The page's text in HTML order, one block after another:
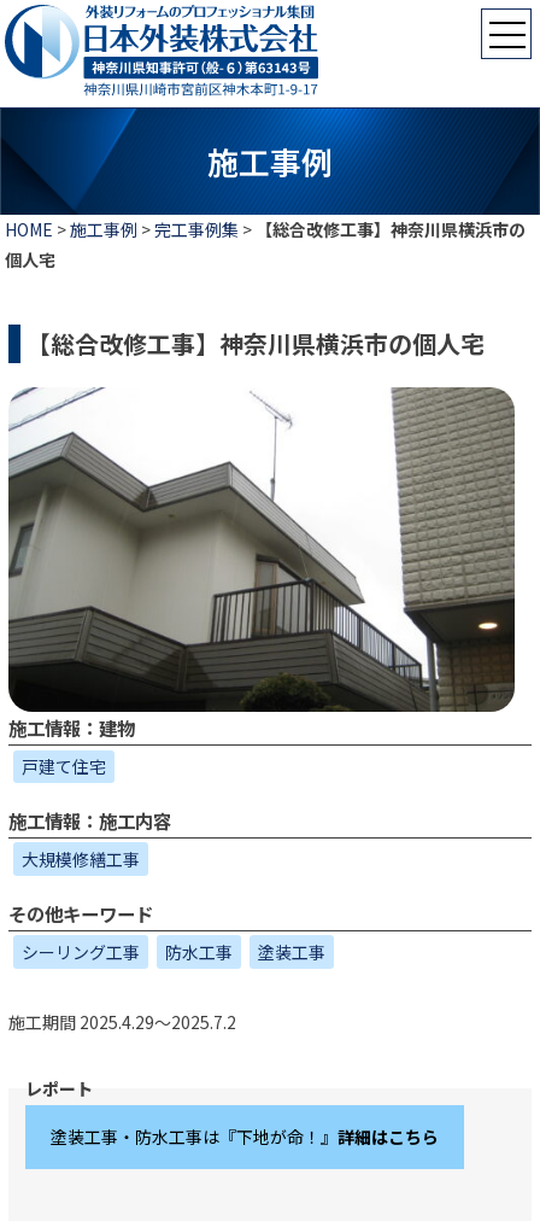
施工事例
HOME >施工事例 >完工事例集 > 【総合改修工事】神奈川県横浜市の
個人宅
【総合改修工事】神奈川県横浜市の個人宅
施工情報：建物
戸建て住宅
施工情報：施工内容
大規模修繕工事
その他キーワード
シーリング工事 防水工事 塗装工事
施工期間 2025.4.29～2025.7.2
塗装工事・防水工事は『下地が命！』 詳細はこちら